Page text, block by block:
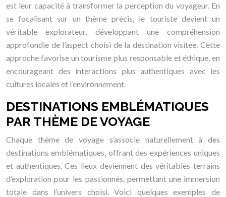
est leur capacité à transformer la perception du voyageur. En
se focalisant sur un thème précis, le touriste devient un
véritable explorateur, développant une compréhension
approfondie de l’aspect choisi de la destination visitée. Cette
approche favorise un tourisme plus responsable et éthique, en
encourageant des interactions plus authentiques avec les
cultures locales et l’environnement.
DESTINATIONS EMBLÉMATIQUES
PAR THÈME DE VOYAGE
Chaque thème de voyage s’associe naturellement à des
destinations emblématiques, offrant des expériences uniques
et authentiques. Ces lieux deviennent des véritables terrains
d’exploration pour les passionnés, permettant une immersion
totale dans l’univers choisi. Voici quelques exemples de